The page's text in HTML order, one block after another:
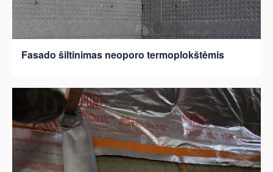
Fasado šiltinimas neoporo termoplokštėmis